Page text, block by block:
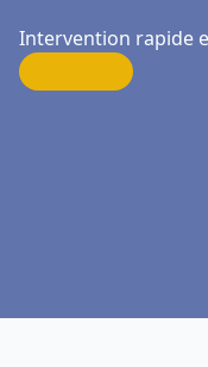
Intervention rapide